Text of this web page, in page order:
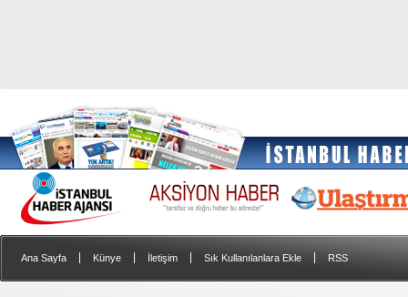
Ana Sayfa Künye İletişim Sık Kullanılanlara Ekle RSS